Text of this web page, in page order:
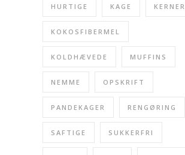
HURTIGE KAGE KERNER
KOKOSFIBERMEL
KOLDHÆVEDE MUFFINS
NEMME OPSKRIFT
PANDEKAGER RENGØRING
SAFTIGE SUKKERFRI